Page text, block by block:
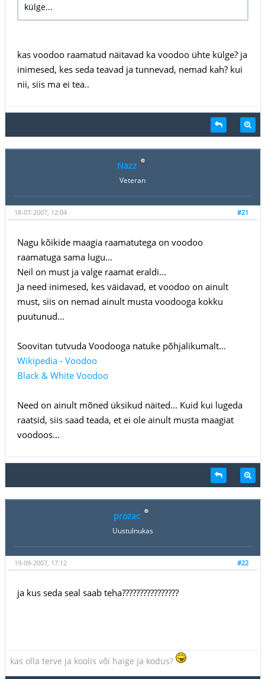
külge...
kas voodoo raamatud näitavad ka voodoo ühte külge? ja
inimesed, kes seda teavad ja tunnevad, nemad kah? kui
nii, siis ma ei tea..
Nazz
Veteran
#21
18-07-2007, 12:04
Nagu kõikide maagia raamatutega on voodoo
raamatuga sama lugu...
Neil on must ja valge raamat eraldi...
Ja need inimesed, kes väidavad, et voodoo on ainult
must, siis on nemad ainult musta voodooga kokku
puutunud...
Soovitan tutvuda Voodooga natuke põhjalikumalt...
Wikipedia - Voodoo
Black & White Voodoo
Need on ainult mõned üksikud näited... Kuid kui lugeda
raatsid, siis saad teada, et ei ole ainult musta maagiat
voodoos...
prozac
Uustulnukas
#22
19-09-2007, 17:12
ja kus seda seal saab teha????????????????
kas olla terve ja koolis või haige ja kodus?